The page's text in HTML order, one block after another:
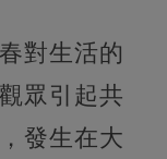
對生活的
眾引起共
發生在大